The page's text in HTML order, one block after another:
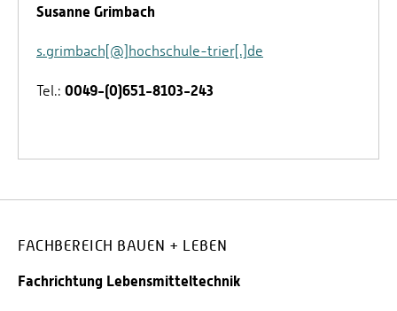
Susanne Grimbach
s.grimbach[@]hochschule-trier[.]de
Tel.: 0049-(0)651-8103-243
FACHBEREICH BAUEN + LEBEN
Fachrichtung Lebensmitteltechnik